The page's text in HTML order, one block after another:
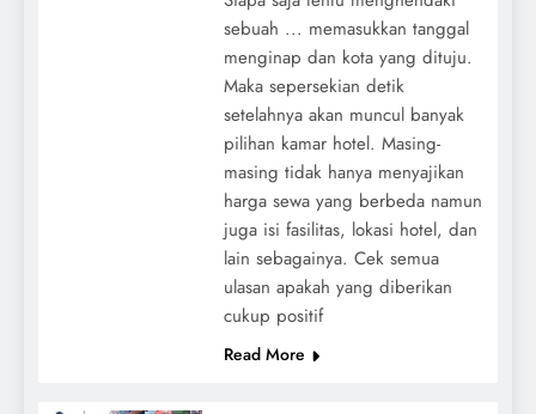
sebuah ... memasukkan tanggal
menginap dan kota yang dituju.
Maka sepersekian detik
setelahnya akan muncul banyak
pilihan kamar hotel. Masing-
masing tidak hanya menyajikan
harga sewa yang berbeda namun
juga isi fasilitas, lokasi hotel, dan
lain sebagainya. Cek semua
ulasan apakah yang diberikan
cukup positif
Read More